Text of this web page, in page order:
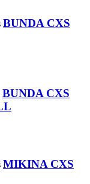
BUNDA CXS
BUNDA CXS
MIKINA CXS